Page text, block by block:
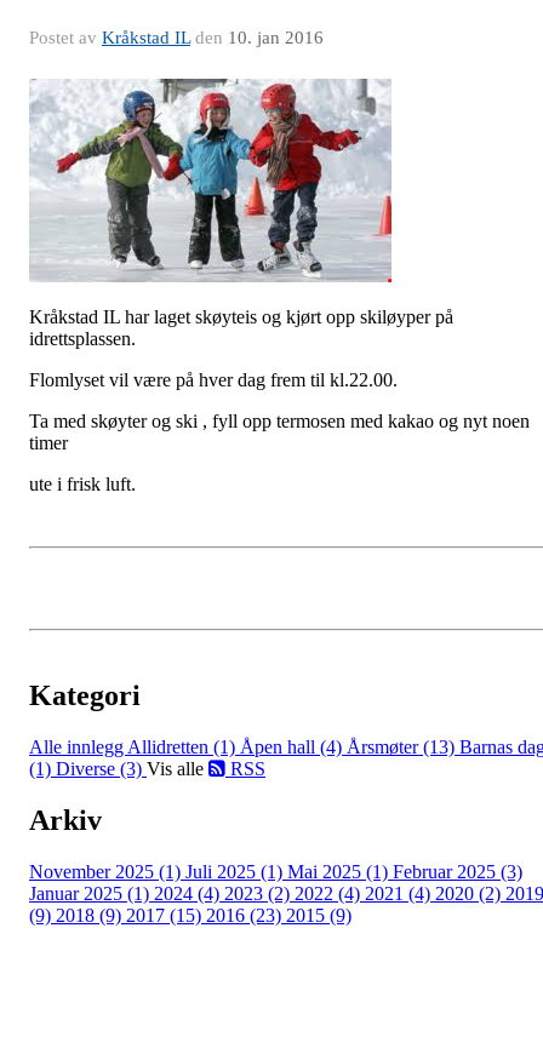
Postet av Kråkstad ILden 10. jan 2016
Kråkstad IL har laget skøyteis og kjørt opp skiløyper på
idrettsplassen.
Flomlyset vil være på hver dag frem til kl.22.00.
Ta med skøyter og ski , fyll opp termosen med kakao og nyt noen
timer
ute i frisk luft.
Kategori
Alle innlegg Allidretten (1) Åpen hall (4) Årsmøter (13) Barnas
(1) Diverse (3) Vis alle RSS
Arkiv
November 2025 (1) Juli 2025 (1) Mai 2025 (1) Februar 2025 (3)
Januar 2025 (1) 2024 (4) 2023 (2) 2022 (4) 2021 (4) 2020 (2) 2019
(9) 2018 (9) 2017 (15) 2016 (23) 2015 (9)